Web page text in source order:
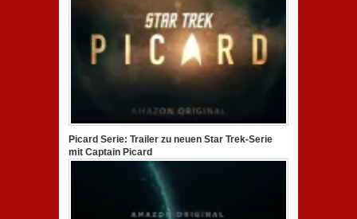
Picard Serie: Trailer zu neuen Star Trek-Serie
mit Captain Picard